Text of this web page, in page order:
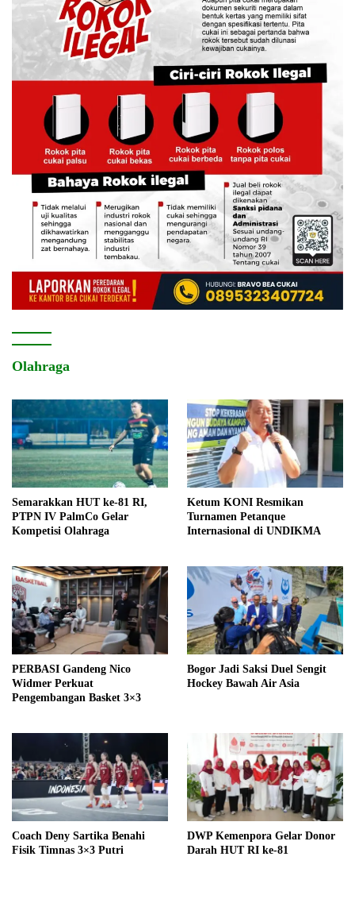
Olahraga
Semarakkan HUT ke-81 RI,
PTPN IV PalmCo Gelar
Kompetisi Olahraga
Ketum KONI Resmikan
Turnamen Petanque
Internasional di UNDIKMA
PERBASI Gandeng Nico
Widmer Perkuat
Pengembangan Basket 3×3
Bogor Jadi Saksi Duel Sengit
Hockey Bawah Air Asia
Coach Deny Sartika Benahi
Fisik Timnas 3×3 Putri
DWP Kemenpora Gelar Donor
Darah HUT RI ke-81